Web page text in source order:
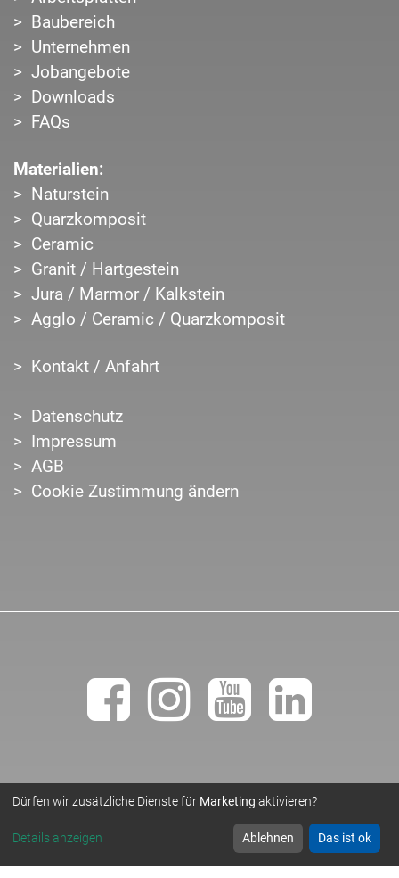
Baubereich
Unternehmen
Jobangebote
Downloads
FAQs
Materialien:
Naturstein
Quarzkomposit
Ceramic
Granit / Hartgestein
Jura / Marmor / Kalkstein
Agglo / Ceramic / Quarzkomposit
Kontakt / Anfahrt
Datenschutz
Impressum
AGB
Cookie Zustimmung ändern
Dürfen wir zusätzliche Dienste für Marketing aktivieren?
Details anzeigen Ablehnen Das ist ok